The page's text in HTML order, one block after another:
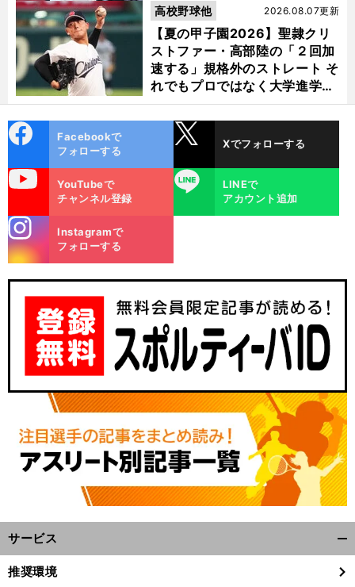
【夏の甲子園2026】聖隷クリ
ストファー・高部陸の「２回加
速する」規格外のストレート そ
れでもプロではなく大学進学を
選ぶ理由
2026.08.07更新
高校野球他
ok
Facebookで
フォローする
Xでフォローする
YouTubeで
チャンネル登録
LINE
LINEで
アカウント追加
m
Instagramで
フォローする
サービス
閉
推奨環境